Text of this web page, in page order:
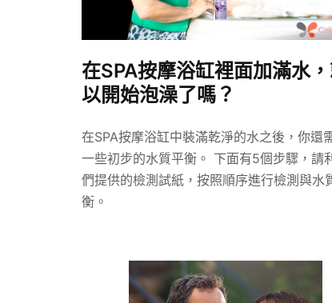
在SPA按摩浴缸裡面加滿水
以開始泡澡了嗎？
在SPA按摩浴缸中裝滿乾淨的水之後，你還
一些初步的水質平衡。 下面有5個步驟，請
們提供的檢測試紙，按照順序進行檢測與水
衡。